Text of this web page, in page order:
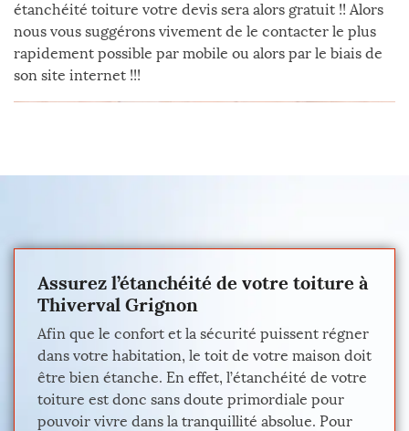
étanchéité toiture votre devis sera alors gratuit !! Alors
nous vous suggérons vivement de le contacter le plus
rapidement possible par mobile ou alors par le biais de
son site internet !!!
Assurez l’étanchéité de votre toiture à
Thiverval Grignon
Afin que le confort et la sécurité puissent régner
dans votre habitation, le toit de votre maison doit
être bien étanche. En effet, l’étanchéité de votre
toiture est donc sans doute primordiale pour
pouvoir vivre dans la tranquillité absolue. Pour